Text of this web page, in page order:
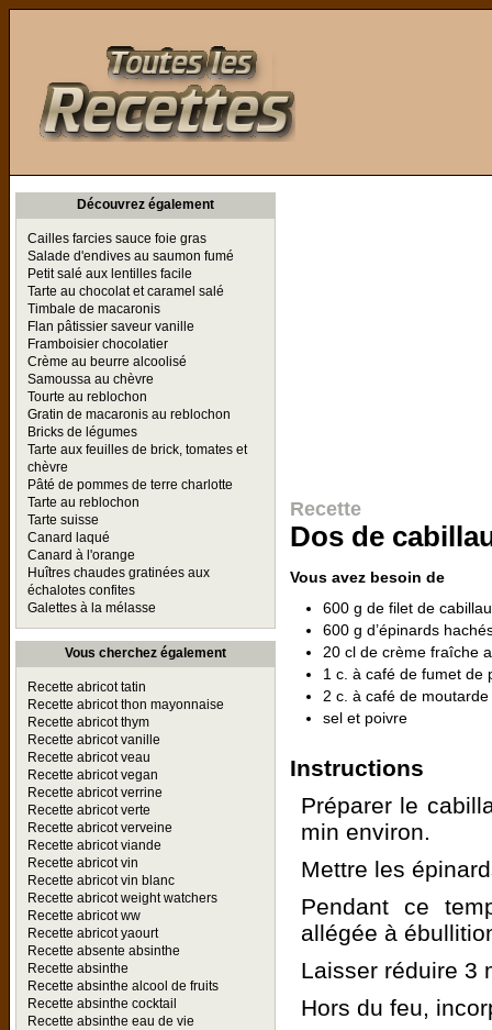
Découvrez également
Cailles farcies sauce foie gras
Salade d'endives au saumon fumé
Petit salé aux lentilles facile
Tarte au chocolat et caramel salé
Timbale de macaronis
Flan pâtissier saveur vanille
Framboisier chocolatier
Crème au beurre alcoolisé
Samoussa au chèvre
Tourte au reblochon
Gratin de macaronis au reblochon
Bricks de légumes
Tarte aux feuilles de brick, tomates et
chèvre
Pâté de pommes de terre charlotte
Tarte au reblochon
Tarte suisse
Canard laqué
Canard à l'orange
Huîtres chaudes gratinées aux
échalotes confites
Galettes à la mélasse
Vous cherchez également
Recette abricot tatin
Recette abricot thon mayonnaise
Recette abricot thym
Recette abricot vanille
Recette abricot veau
Recette abricot vegan
Recette abricot verrine
Recette abricot verte
Recette abricot verveine
Recette abricot viande
Recette abricot vin
Recette abricot vin blanc
Recette abricot weight watchers
Recette abricot ww
Recette abricot yaourt
Recette absente absinthe
Recette absinthe
Recette absinthe alcool de fruits
Recette absinthe cocktail
Recette absinthe eau de vie
Recette
Dos de
Vous avez besoin de
600 g de filet de
600 g d’épinards
20 cl de crème fraîche
1 c. à café de fumet de
2 c. à café de moutarde
sel et poivre
Instructions
Préparer le
min environ.
Mettre les
Pendant ce
allégée à
Laisser réduire 3
Hors du feu,